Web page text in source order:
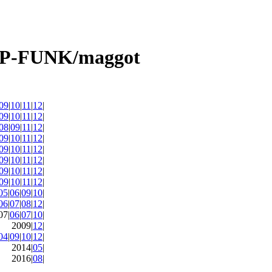
|10|11 |12|
|10|11 |12|
|09|11 |12|
|10|11 |12|
|10|11 |12|
|10|11 |12|
|10|11 |12|
|10|11 |12|
|06|09|10|
|07|08|12|
06|07|10|
2009|12|
|09|10|12|
2014|05|
2016|08|